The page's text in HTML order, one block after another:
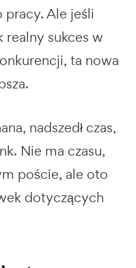
pracy. Ale jeśli
realny sukces w
ta nowa
nadszedł czas,
Nie ma czasu,
poście, ale oto
dotyczących